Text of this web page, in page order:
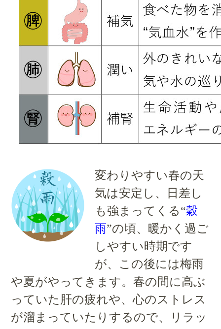
変わりやすい春の天
気は安定し、日差し
も強まってくる“穀
雨”の頃、暖かく過ご
しやすい時期です
が、この後には梅雨
や夏がやってきます。春の間に高ぶ
っていた肝の疲れや、心のストレス
が溜まっていたりするので、リラッ